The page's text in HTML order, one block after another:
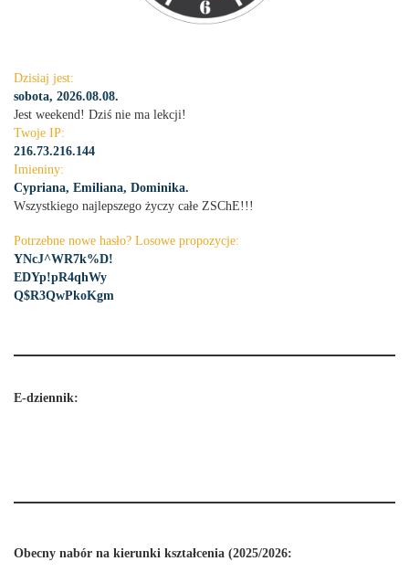
Dzisiaj jest:
sobota, 2026.08.08.
Jest weekend! Dziś nie ma lekcji!
Twoje IP:
216.73.216.144
Imieniny:
Cypriana, Emiliana, Dominika.
Wszystkiego najlepszego życzy całe ZSChE!!!
Potrzebne nowe hasło? Losowe propozycje:
YNcJ^WR7k%D!
EDYp!pR4qhWy
Q$R3QwPkoKgm
E-dziennik:
Obecny nabór na kierunki kształcenia (2025/2026: